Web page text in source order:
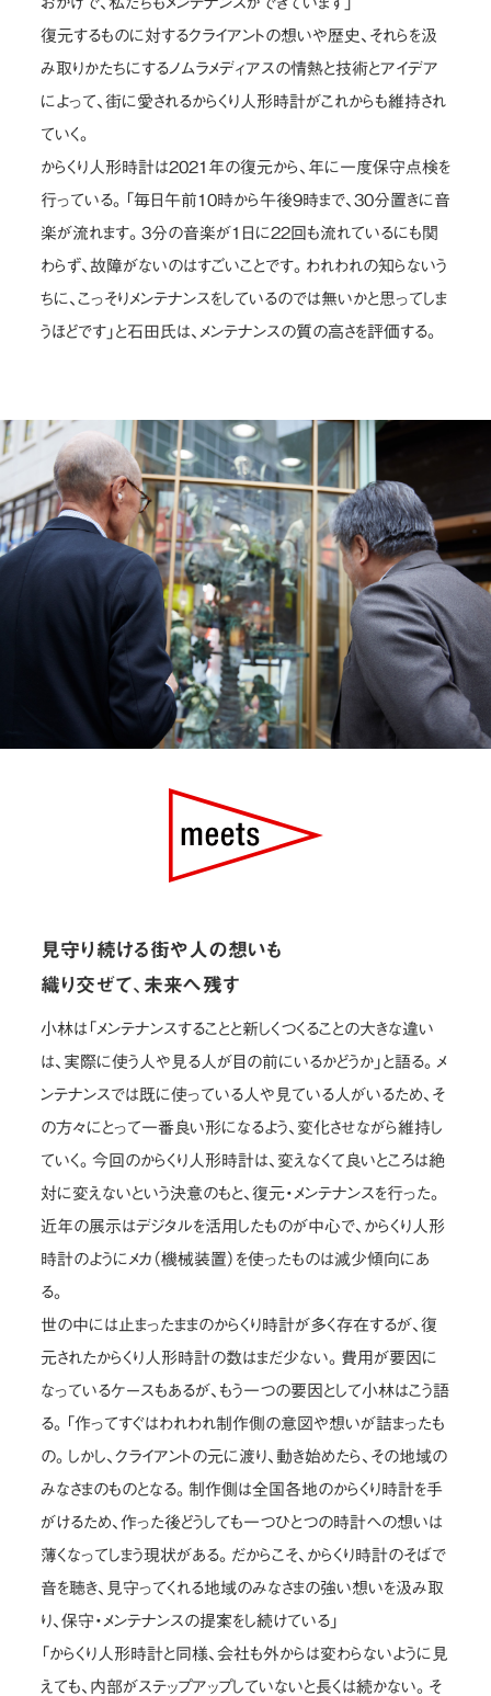
復元するものに対するクライアントの想いや歴史、それらを汲
み取りかたちにするノムラメディアスの情熱と技術とアイデア
によって、街に愛されるからくり人形時計がこれからも維持され
ていく。
からくり人形時計は2021年の復元から、年に一度保守点検を
行っている。「毎日午前10時から午後9時まで、30分置きに音
楽が流れます。3分の音楽が1日に22回も流れているにも関
わらず、故障がないのはすごいことです。われわれの知らないう
ちに、こっそりメンテナンスをしているのでは無いかと思ってしま
うほどです」と石田氏は、メンテナンスの質の高さを評価する。
小林は「メンテナンスすることと新しくつくることの大きな違い
は、実際に使う人や見る人が目の前にいるかどうか」と語る。メ
ンテナンスでは既に使っている人や見ている人がいるため、そ
の方々にとって一番良い形になるよう、変化させながら維持し
ていく。今回のからくり人形時計は、変えなくて良いところは絶
対に変えないという決意のもと、復元・メンテナンスを行った。
近年の展示はデジタルを活用したものが中心で、からくり人形
時計のようにメカ（機械装置）を使ったものは減少傾向にあ
る。
世の中には止まったままのからくり時計が多く存在するが、復
元されたからくり人形時計の数はまだ少ない。費用が要因に
なっているケースもあるが、もう一つの要因として小林はこう語
る。「作ってすぐはわれわれ制作側の意図や想いが詰まったも
の。しかし、クライアントの元に渡り、動き始めたら、その地域の
みなさまのものとなる。制作側は全国各地のからくり時計を手
がけるため、作った後どうしても一つひとつの時計への想いは
薄くなってしまう現状がある。だからこそ、からくり時計のそばで
音を聴き、見守ってくれる地域のみなさまの強い想いを汲み取
り、保守・メンテナンスの提案をし続けている」
「からくり人形時計と同様、会社も外からは変わらないように見
えても、内部がステップアップしていないと長くは続かない。そ
見守り続ける街や人の想いも
織り交ぜて、未来へ残す